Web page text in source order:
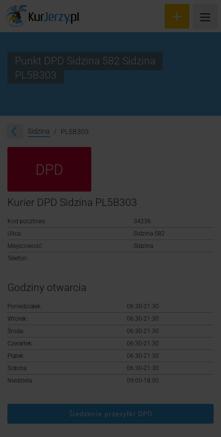
Śledzenie przesyłki
Punkt DPD Sidzina 582 Sidzina
PL5B303
Sidzina PL5B303
DPD
Kurier DPD Sidzina PL5B303
Kod pocztowy:
34236
Ulica:
Sidzina 582
Miejscowość:
Sidzina
Telefon:
Godziny otwarcia
Poniedziałek:
06:30-21:30
Wtorek:
06:30-21:30
Środa:
06:30-21:30
Czwartek:
06:30-21:30
Piątek:
06:30-21:30
Sobota:
06:30-21:30
Niedziela:
09:00-18:00
Śledzenie przesyłki DPD